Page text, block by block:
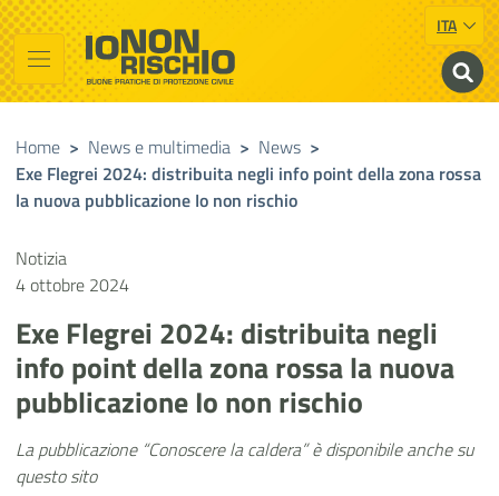
Vai al contenuto principale
Raggiungi il piè di pagina ITA
Io non rischio
Buone pratiche di Protezione Civile
Home > News e multimedia > News >
Exe Flegrei 2024: distribuita negli info point della zona rossa
la nuova pubblicazione Io non rischio
Notizia
4 ottobre 2024
Exe Flegrei 2024: distribuita negli
info point della zona rossa la nuova
pubblicazione Io non rischio
La pubblicazione “Conoscere la caldera” è disponibile anche su
questo sito